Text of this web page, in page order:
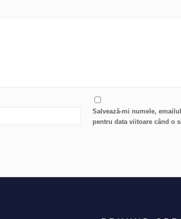
Salvează-mi numele,
pentru data viitoare când o